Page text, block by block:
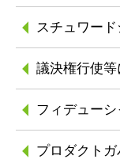
スチュワー
議決権行使等
フィデューシ
プロダクト